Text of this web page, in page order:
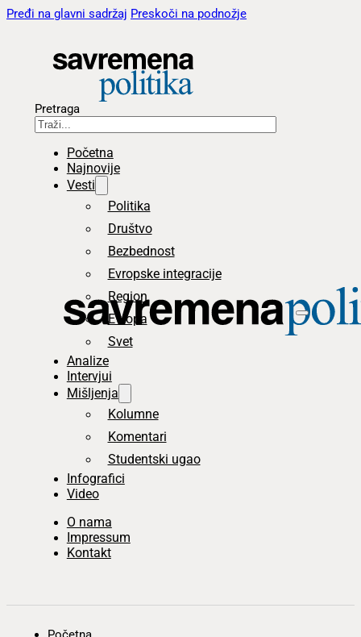
Pređi na glavni sadržaj Preskoči na podnožje
Pretraga
Početna
Najnovije
Vesti
Politika
Društvo
Bezbednost
Evropske integracije
Region
Evropa
Svet
Analize
Intervjui
Mišljenja
Kolumne
Komentari
Studentski ugao
Infografici
Video
O nama
Impressum
Kontakt